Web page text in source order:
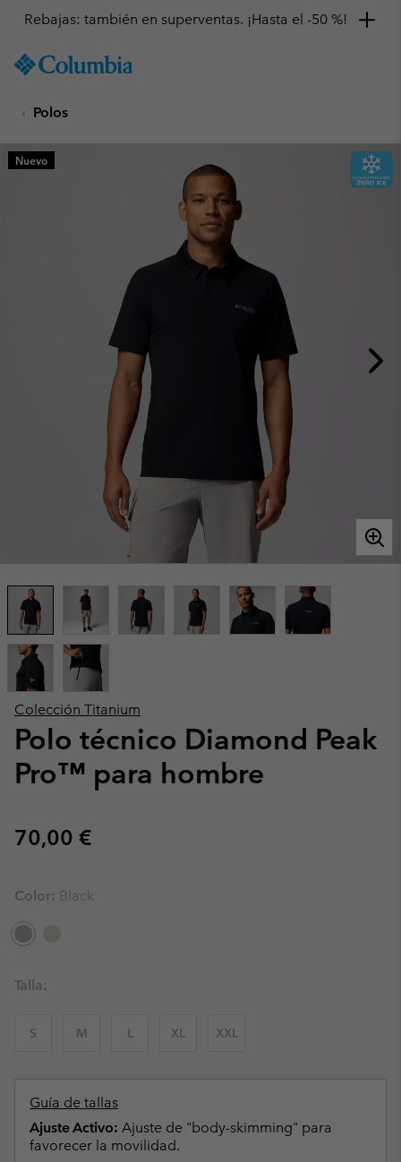
TO
SKIP
MAIN
NAV
Rebajas: también en superventas. ¡Hasta el -50 %!
Polos
Colección Titanium
Polo técnico Diamond Peak
Pro™ para hombre
Regular price:
70,00 €
Nuevo
Color: Black
Talla:
S M L XL XXL
Guía de tallas
Ajuste Activo: Ajuste de "body-skimming" para
favorecer la movilidad.